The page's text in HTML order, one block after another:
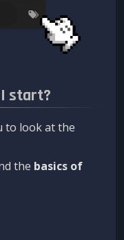
start?
to look at the
the basics of